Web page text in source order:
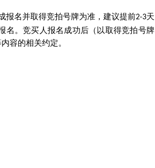
报名并取得竞拍号牌为准，建议提前2-3天
名。竞买人报名成功后（以取得竞拍号牌
容的相关约定。